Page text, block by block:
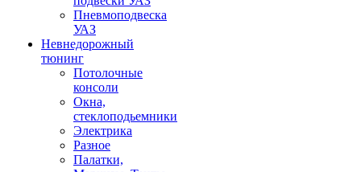
Пневмоподвеска
УАЗ
Невнедорожный
тюнинг
Потолочные
консоли
Окна,
стеклоподьемники
Электрика
Разное
Палатки,